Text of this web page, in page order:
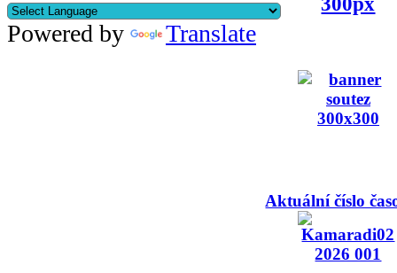
Powered by Translate
Aktuální číslo